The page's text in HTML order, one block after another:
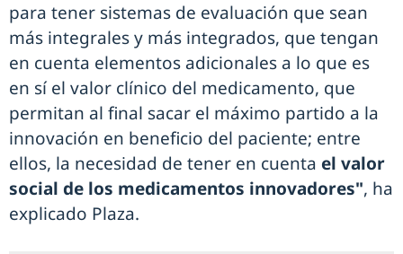
para tener sistemas de evaluación que sean
más integrales y más integrados, que tengan
en cuenta elementos adicionales a lo que es
en sí el valor clínico del medicamento, que
permitan al final sacar el máximo partido a la
innovación en beneficio del paciente; entre
ellos, la necesidad de tener en cuenta el valor
social de los medicamentos innovadores", ha
explicado Plaza.